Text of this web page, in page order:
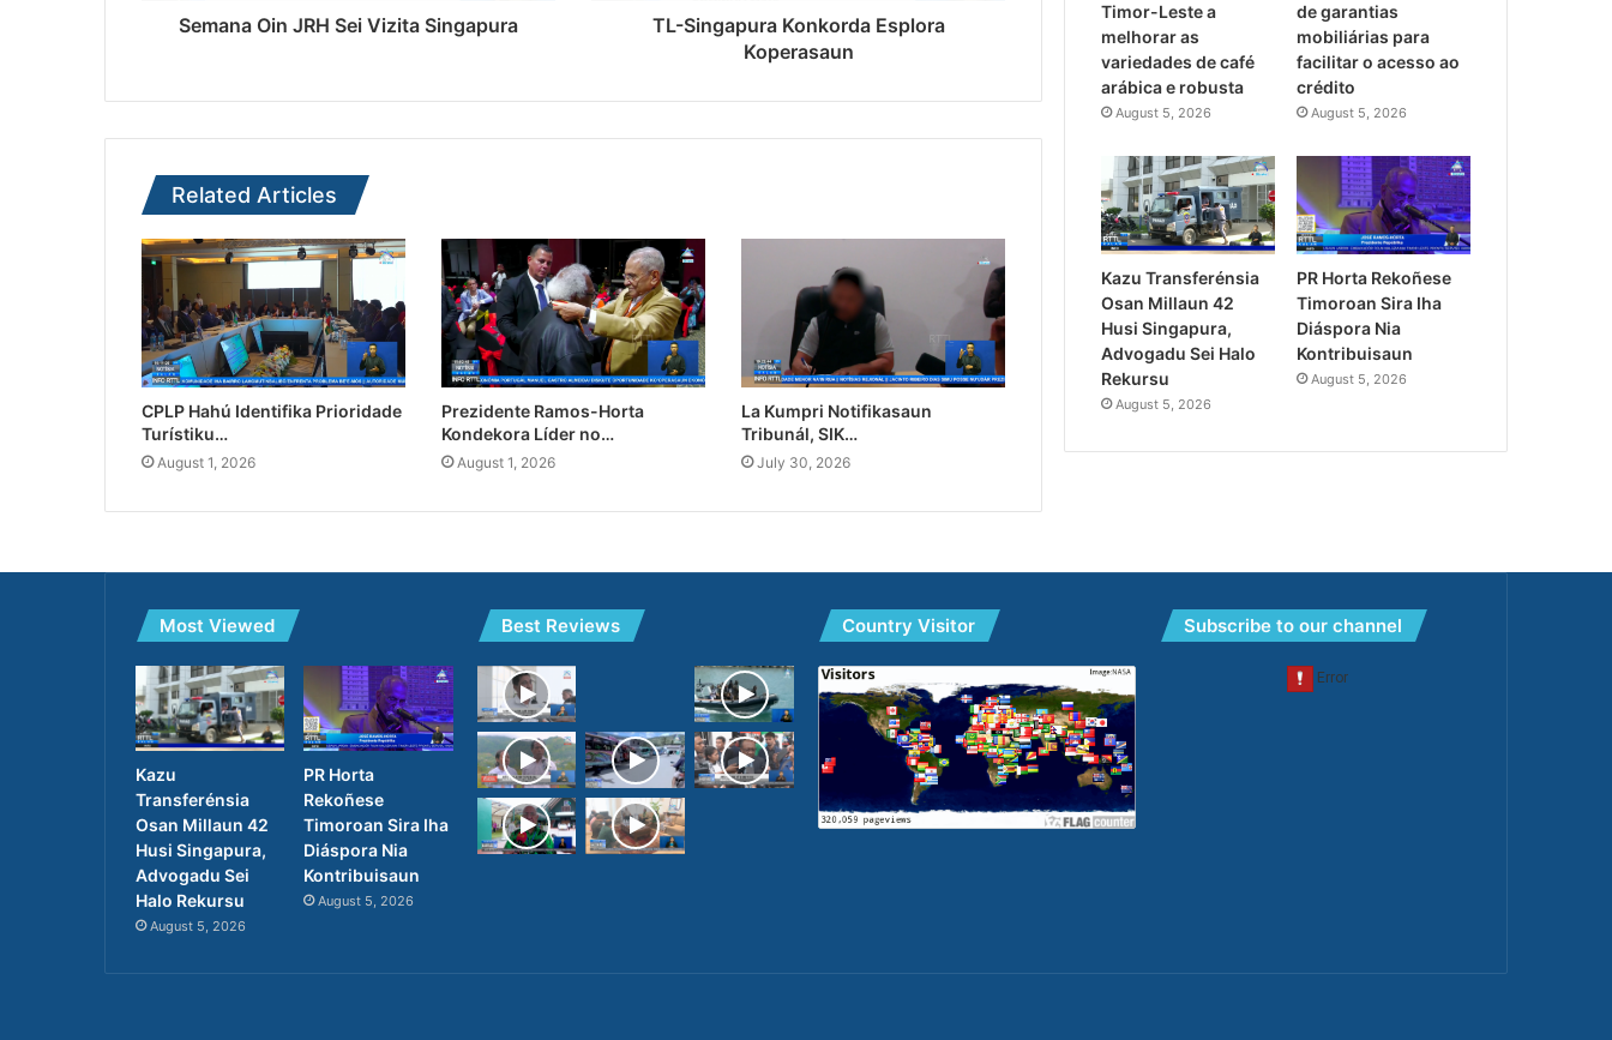
Semana Oin JRH Sei Vizita Singapura
TL-Singapura Konkorda Esplora
Koperasaun
Related Articles
CPLP Hahú Identifika Prioridade
Turístiku…
August 1, 2026
Prezidente Ramos-Horta
Kondekora Líder no…
August 1, 2026
La Kumpri Notifikasaun
Tribunál, SIK…
July 30, 2026
Timor-Leste a
melhorar as
variedades de café
arábica e robusta
August 5, 2026
de garantias
mobiliárias para
facilitar o acesso ao
crédito
August 5, 2026
Kazu Transferénsia
Osan Millaun 42
Husi Singapura,
Advogadu Sei Halo
Rekursu
August 5, 2026
PR Horta Rekoñese
Timoroan Sira Iha
Diáspora Nia
Kontribuisaun
August 5, 2026
Most Viewed
Kazu
Transferénsia
Osan Millaun 42
Husi Singapura,
Advogadu Sei
Halo Rekursu
August 5, 2026
PR Horta
Rekoñese
Timoroan Sira Iha
Diáspora Nia
Kontribuisaun
August 5, 2026
Best Reviews Country Visitor Subscribe to our channel